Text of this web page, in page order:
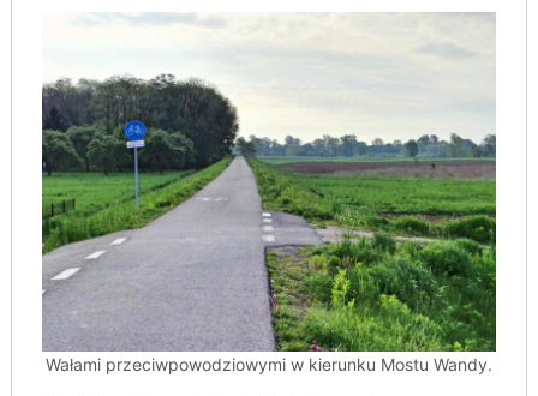
Wałami przeciwpowodziowymi w kierunku Mostu Wandy.